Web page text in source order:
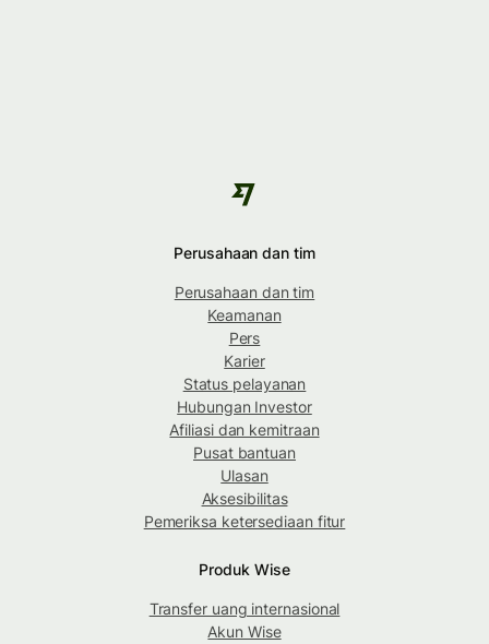
Perusahaan dan tim
Perusahaan dan tim
Keamanan
Pers
Karier
Status pelayanan
Hubungan Investor
Afiliasi dan kemitraan
Pusat bantuan
Ulasan
Aksesibilitas
Pemeriksa ketersediaan fitur
Produk Wise
Transfer uang internasional
Akun Wise